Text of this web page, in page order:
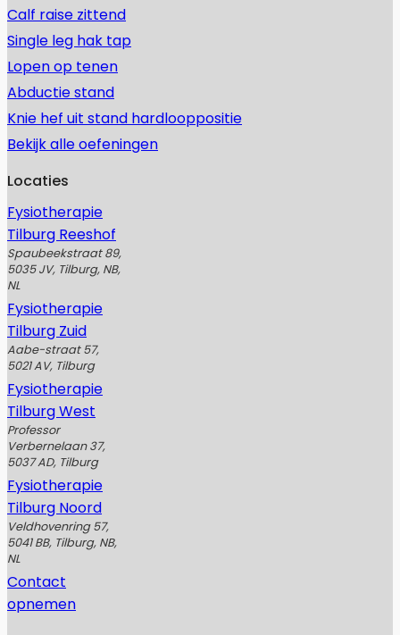
Calf raise zittend
Single leg hak tap
Lopen op tenen
Abductie stand
Knie hef uit stand hardlooppositie
Bekijk alle oefeningen
Locaties
Fysiotherapie
Tilburg Reeshof
Spaubeekstraat 89,
5035 JV, Tilburg, NB,
NL
Fysiotherapie
Tilburg Zuid
Aabe-straat 57,
5021 AV, Tilburg
Fysiotherapie
Tilburg West
Professor
Verbernelaan 37,
5037 AD, Tilburg
Fysiotherapie
Tilburg Noord
Veldhovenring 57,
5041 BB, Tilburg, NB,
NL
Contact
opnemen